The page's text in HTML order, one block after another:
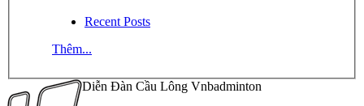
Recent Posts
Thêm...
Diễn Đàn Cầu Lông Vnbadminton